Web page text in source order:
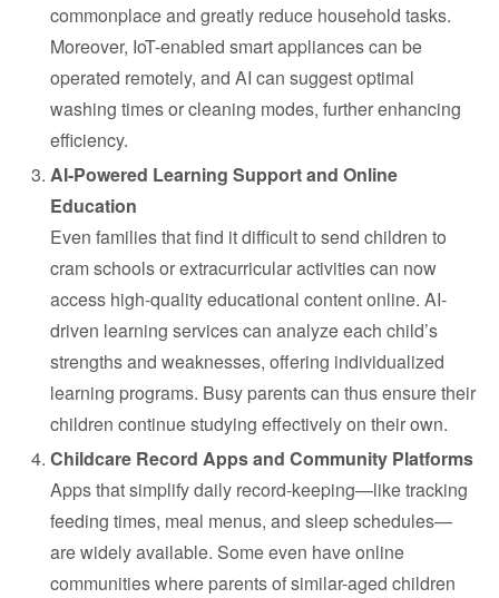
commonplace and greatly reduce household tasks.
Moreover, IoT-enabled smart appliances can be
operated remotely, and AI can suggest optimal
washing times or cleaning modes, further enhancing
efficiency.
AI-Powered Learning Support and Online
Education
Even families that find it difficult to send children to
cram schools or extracurricular activities can now
access high-quality educational content online. AI-
driven learning services can analyze each child’s
strengths and weaknesses, offering individualized
learning programs. Busy parents can thus ensure their
children continue studying effectively on their own.
Childcare Record Apps and Community Platforms
Apps that simplify daily record-keeping—like tracking
feeding times, meal menus, and sleep schedules—
are widely available. Some even have online
communities where parents of similar-aged children